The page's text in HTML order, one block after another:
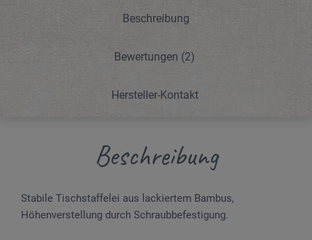
Beschreibung
Bewertungen (2)
Hersteller-Kontakt
Beschreibung
Stabile Tischstaffelei aus lackiertem Bam­bus,
Höhenverstellung durch Schraub­­­befestigung.